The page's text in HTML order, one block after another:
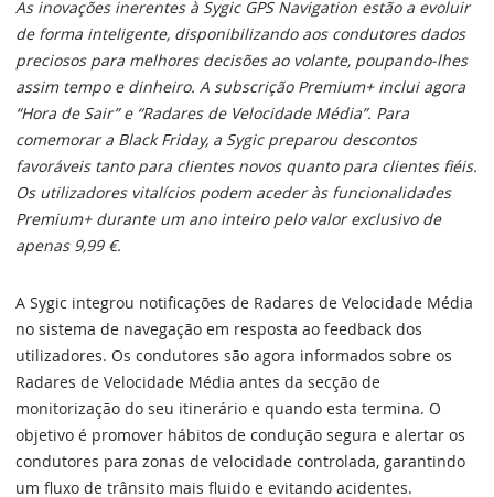
As inovações inerentes à Sygic GPS Navigation estão a evoluir
de forma inteligente, disponibilizando aos condutores dados
preciosos para melhores decisões ao volante, poupando-lhes
assim tempo e dinheiro. A subscrição Premium+ inclui agora
“Hora de Sair” e “Radares de Velocidade Média”. Para
comemorar a Black Friday, a Sygic preparou descontos
favoráveis tanto para clientes novos quanto para clientes fiéis.
Os utilizadores vitalícios podem aceder às funcionalidades
Premium+ durante um ano inteiro pelo valor exclusivo de
apenas 9,99 €.
A Sygic integrou notificações de Radares de Velocidade Média
no sistema de navegação em resposta ao feedback dos
utilizadores. Os condutores são agora informados sobre os
Radares de Velocidade Média antes da secção de
monitorização do seu itinerário e quando esta termina. O
objetivo é promover hábitos de condução segura e alertar os
condutores para zonas de velocidade controlada, garantindo
um fluxo de trânsito mais fluido e evitando acidentes.